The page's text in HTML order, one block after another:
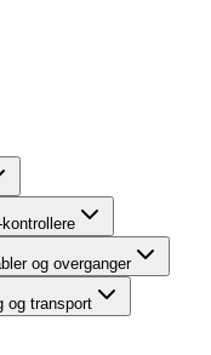
kontrollere
og overganger
og transport